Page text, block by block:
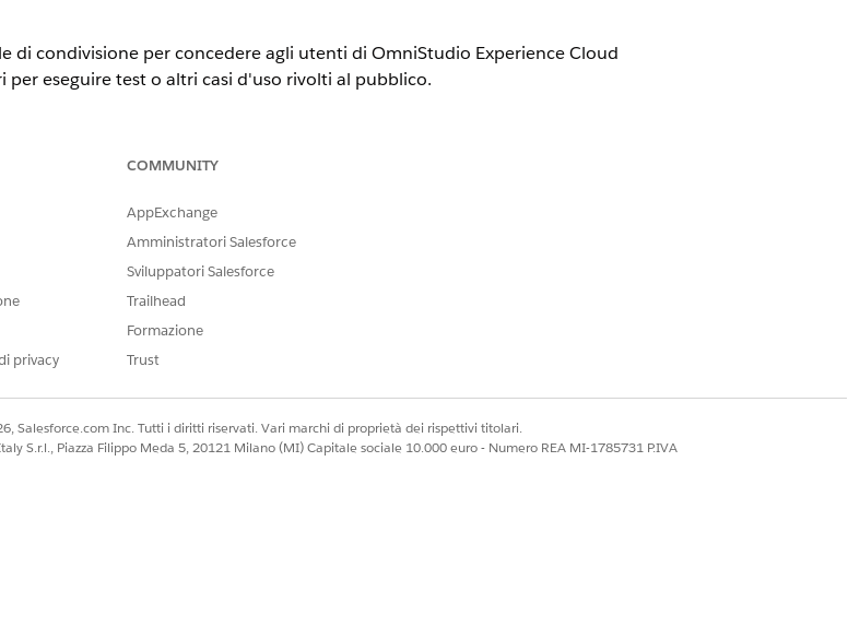
di condivisione per concedere agli utenti di OmniStudio Experience Cloud
eseguire test o altri casi d'uso rivolti al pubblico.
Experience Cloud
privacy
COMMUNITY
AppExchange
Amministratori Salesforce
Sviluppatori Salesforce
Trailhead
Formazione
Trust
Salesforce.com Inc. Tutti i diritti riservati. Vari marchi di proprietà dei rispettivi titolari.
S.r.l., Piazza Filippo Meda 5, 20121 Milano (MI) Capitale sociale 10.000 euro - Numero REA MI-1785731 P.IVA